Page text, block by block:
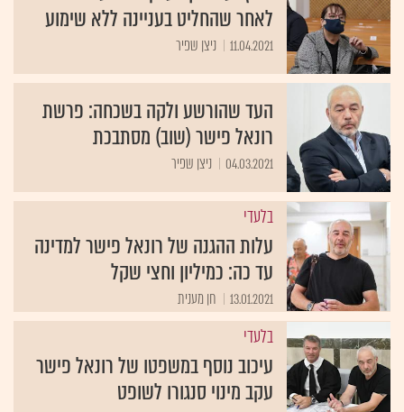
11.04.2021 ניצן שפיר
רונאל פישר (שוב) מסתבכת
04.03.2021 ניצן שפיר
עלות ההגנה של רונאל פישר למדינה
עד כה: כמיליון וחצי שקל
13.01.2021 חן מענית
עיכוב נוסף במשפטו של רונאל פישר
עקב מינוי סנגורו לשופט
10.01.2021 חן מענית וניצן שפיר